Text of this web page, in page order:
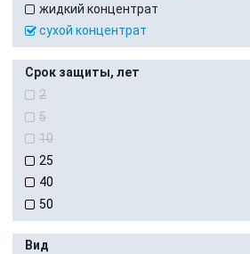
жидкий концентрат
сухой концентрат
Срок защиты, лет
2
5
10
25
40
50
Вид